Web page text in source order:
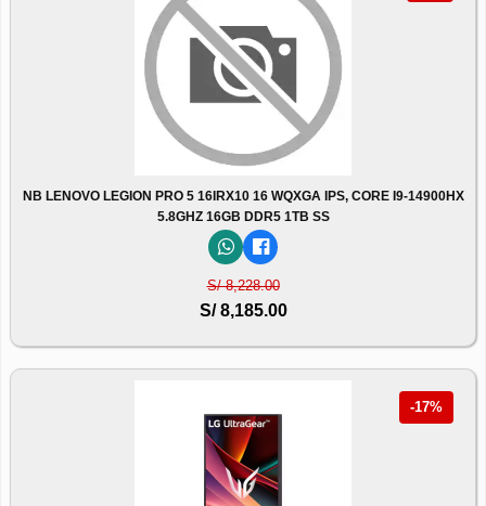
NB LENOVO LEGION PRO 5 16IRX10 16 WQXGA IPS, CORE I9-14900HX
5.8GHZ 16GB DDR5 1TB SS
S/ 8,228.00
S/ 8,185.00
-17%